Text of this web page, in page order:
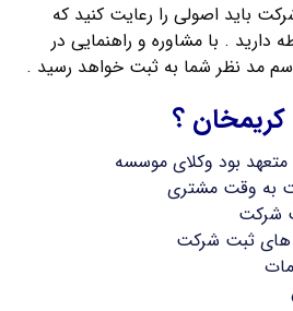
باید اصولی را رعایت کنید که
دارید . با مشاوره و راهنمایی در
مد نظر شما به ثبت خواهد رسید .
؟
بود وکلای موسسه
به وقت مشتری
شرکت
های ثبت شرکت